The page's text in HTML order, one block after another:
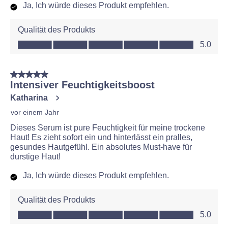
Ja, Ich würde dieses Produkt empfehlen.
Qualität des Produkts
Qualität des Produkts, 5.0 von 5
5.0
5 von 5 Sternen.
Intensiver Feuchtigkeitsboost
Katharina
vor einem Jahr
Dieses Serum ist pure Feuchtigkeit für meine trockene
Haut! Es zieht sofort ein und hinterlässt ein pralles,
gesundes Hautgefühl. Ein absolutes Must-have für
durstige Haut!
Ja, Ich würde dieses Produkt empfehlen.
Qualität des Produkts
Qualität des Produkts, 5.0 von 5
5.0